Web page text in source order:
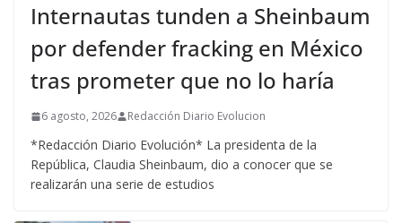
Internautas tunden a Sheinbaum
por defender fracking en México
tras prometer que no lo haría
6 agosto, 2026 Redacción Diario Evolucion
*Redacción Diario Evolución* La presidenta de la
República, Claudia Sheinbaum, dio a conocer que se
realizarán una serie de estudios